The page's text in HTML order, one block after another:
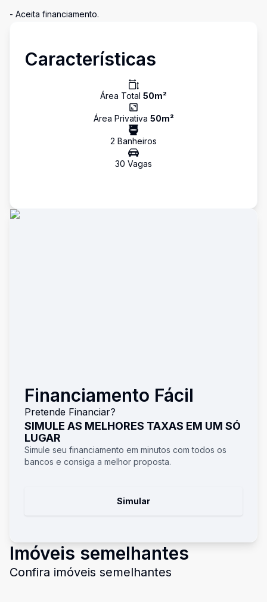
- Aceita financiamento.
Características
Área Total 50m²
Área Privativa 50m²
2 Banheiros
30 Vagas
Financiamento Fácil
Pretende Financiar?
SIMULE AS MELHORES TAXAS EM UM SÓ
LUGAR
Simule seu financiamento em minutos com todos os
bancos e consiga a melhor proposta.
Simular
Imóveis semelhantes
Confira imóveis semelhantes